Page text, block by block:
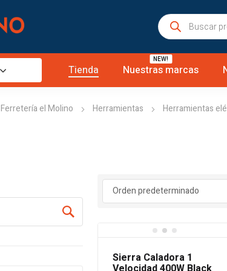
Búsqueda
de
Tienda Nuestras marcas
NEW!
Ferretería el Molino Herramientas Herramientas
Sierra Caladora 1